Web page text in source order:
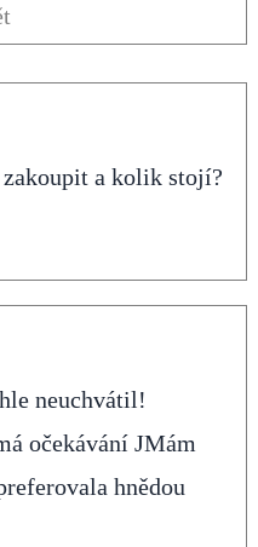
a kolik stojí?
neuchvátil!
očekávání JMám
hnědou